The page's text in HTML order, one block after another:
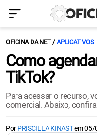
OFICINA DA NET APLICATIVOS
Como
TikTok?
Para acessar o recurso,
comercial. Abaixo,
Por PRISCILLA KINASTem05/